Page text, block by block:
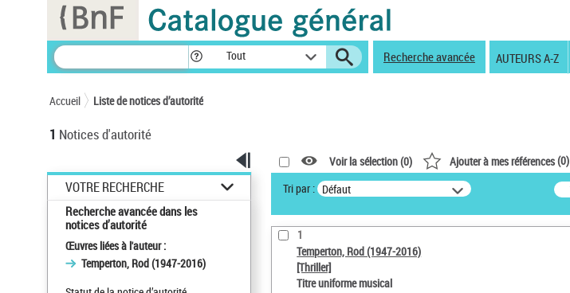
Tout Recherche avancée AUTEURS A-Z
Accueil Liste de notices d’autorité
1 Notices d'autorité
VOTRE RECHERCHE
Recherche avancée dans les
notices d’autorité
Œuvres liées à l'auteur :
Temperton, Rod (1947-2016)
Voir la sélection (0) Ajouter à mes références(0)
Tri par : Défaut
1
Temperton, Rod (1947-2016)
[Thriller]
Titre uniforme musical
Panneau de gestion des cookies